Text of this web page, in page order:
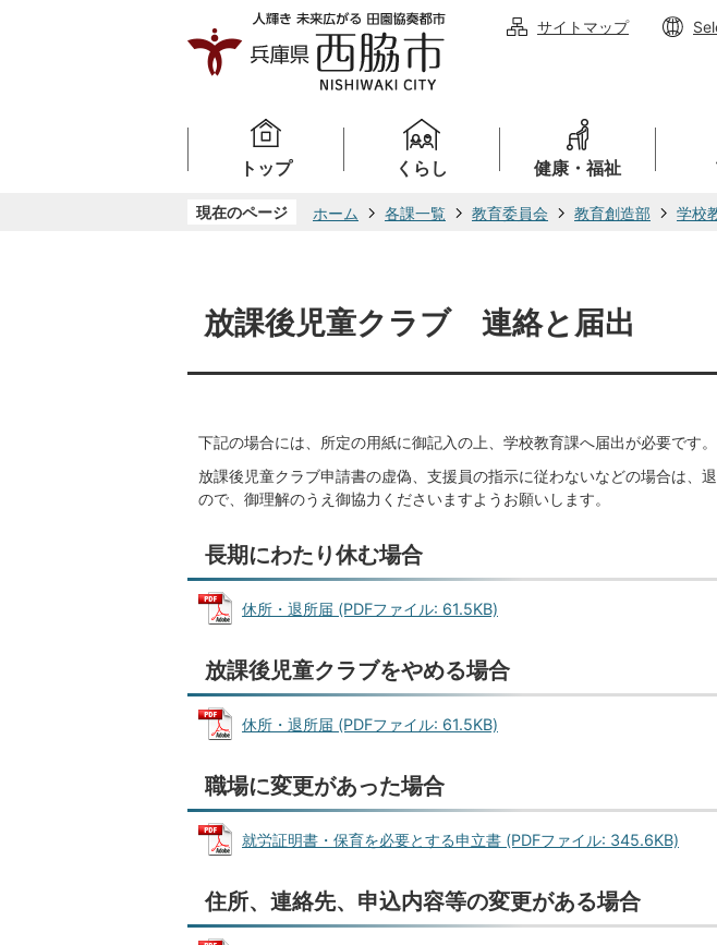
サイトマップ
トップ くらし 健康・福祉
現在のページ ホーム 各課一覧 教育委員会 教育創造部 学校
放課後児童クラブ 連絡と届出
下記の場合には、所定の用紙に御記入の上、学校教育課へ届出が必要です。
放課後児童クラブ申請書の虚偽、支援員の指示に従わないなどの場合は、
ので、御理解のうえ御協力くださいますようお願いします。
長期にわたり休む場合
休所・退所届 (PDFファイル: 61.5KB)
放課後児童クラブをやめる場合
休所・退所届 (PDFファイル: 61.5KB)
職場に変更があった場合
就労証明書・保育を必要とする申立書 (PDFファイル: 345.6KB)
住所、連絡先、申込内容等の変更がある場合